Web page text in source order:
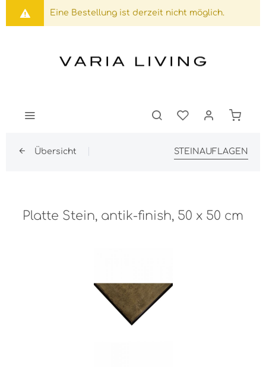
Eine Bestellung ist derzeit nicht möglich.
Übersicht STEINAUFLAGEN
Platte Stein, antik-finish, 50 x 50 cm